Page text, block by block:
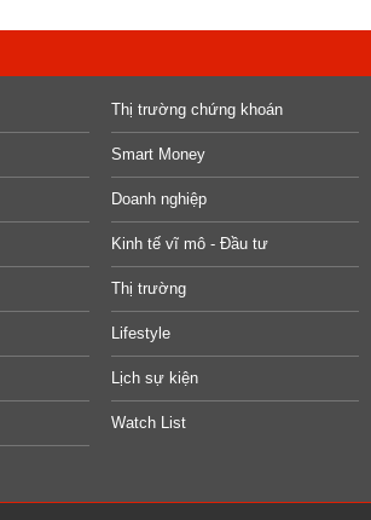
Thị trường chứng khoán
Smart Money
Doanh nghiệp
Kinh tế vĩ mô - Đầu tư
Thị trường
Lifestyle
Lịch sự kiện
Watch List